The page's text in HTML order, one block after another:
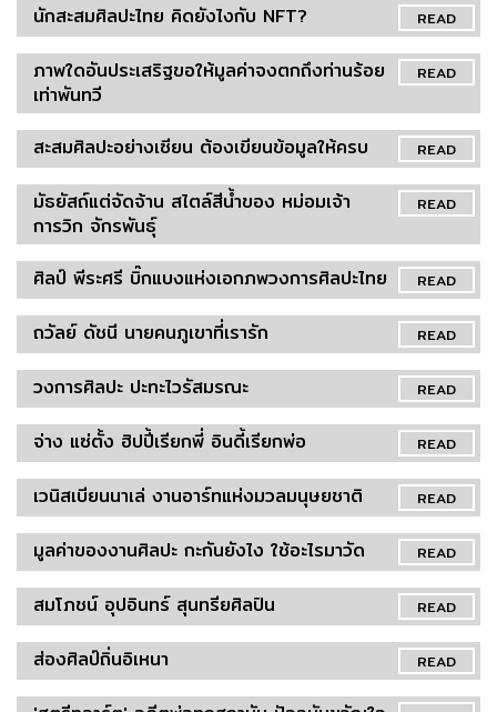
READ
นักสะสมศิลปะไทย คิดยังไงกับ NFT?
READ
ภาพใดอันประเสริฐขอให้มูลค่าจงตกถึงท่านร้อย
เท่าพันทวี
READ
สะสมศิลปะอย่างเซียน ต้องเขียนข้อมูลให้ครบ
READ
มัธยัสถ์แต่จัดจ้าน สไตล์สีน้ำของ หม่อมเจ้า
การวิก จักรพันธุ์
READ
ศิลป์ พีระศรี บิ๊กแบงแห่งเอกภพวงการศิลปะไทย
READ
ถวัลย์ ดัชนี นายคนภูเขาที่เรารัก
READ
วงการศิลปะ ปะทะไวรัสมรณะ
READ
จ่าง แซ่ตั้ง ฮิปปี้เรียกพี่ อินดี้เรียกพ่อ
READ
เวนิสเบียนนาเล่ งานอาร์ทแห่งมวลมนุษยชาติ
READ
มูลค่าของงานศิลปะ กะกันยังไง ใช้อะไรมาวัด
READ
สมโภชน์ อุปอินทร์ สุนทรียศิลปิน
READ
ส่องศิลป์ถิ่นอิเหนา